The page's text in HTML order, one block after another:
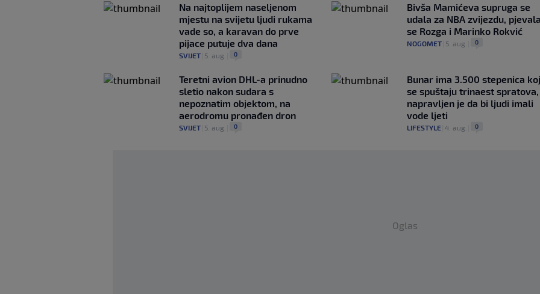
Na najtoplijem naseljenom
mjestu na svijetu ljudi rukama
vade so, a karavan do prve
pijace putuje dva dana
SVIJET 5. aug. 0
Bivša Mamićeva supruga se
udala za NBA zvijezdu, pjevala
se Rozga i Marinko Rokvić
NOGOMET| 5. aug. 0
Teretni avion DHL-a prinudno
sletio nakon sudara s
nepoznatim objektom, na
aerodromu pronađen dron
SVIJET 5. aug. 0
Bunar imа 3.500 stepenica
se spuštaju trinaest spratova,
napravljen je da bi ljudi imali
vode ljeti
LIFESTYLE| 4. aug. 0
Oglas